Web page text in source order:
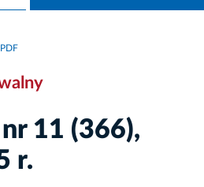
11 (366),
r.